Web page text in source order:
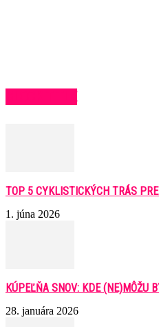
TOP 5 CYKLISTICKÝCH TRÁS
1. júna 2026
KÚPEĽŇA SNOV: KDE (NE)MÔŽU
28. januára 2026